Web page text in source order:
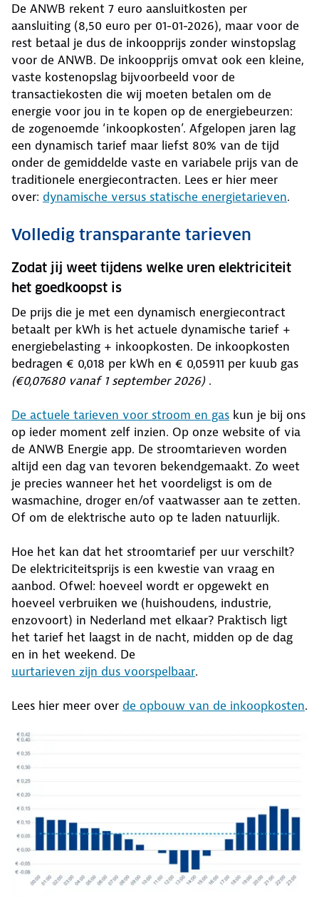
De ANWB rekent 7 euro aansluitkosten per
aansluiting (8,50 euro per 01-01-2026), maar voor de
rest betaal je dus de inkoopprijs zonder winstopslag
voor de ANWB. De inkoopprijs omvat ook een kleine,
vaste kostenopslag bijvoorbeeld voor de
transactiekosten die wij moeten betalen om de
energie voor jou in te kopen op de energiebeurzen:
de zogenoemde ‘inkoopkosten’. Afgelopen jaren lag
een dynamisch tarief maar liefst 80% van de tijd
onder de gemiddelde vaste en variabele prijs van de
traditionele energiecontracten. Lees er hier meer
over: dynamische versus statische energietarieven.
Volledig transparante tarieven
Zodat jij weet tijdens welke uren elektriciteit
het goedkoopst is
De prijs die je met een dynamisch energiecontract
betaalt per kWh is het actuele dynamische tarief +
energiebelasting + inkoopkosten. De inkoopkosten
bedragen € 0,018 per kWh en € 0,05911 per kuub gas
(€0,07680 vanaf 1 september 2026).
De actuele tarieven voor stroom en gas kun je bij ons
op ieder moment zelf inzien. Op onze website of via
de ANWB Energie app. De stroomtarieven worden
altijd een dag van tevoren bekendgemaakt. Zo weet
je precies wanneer het het voordeligst is om de
wasmachine, droger en/of vaatwasser aan te zetten.
Of om de elektrische auto op te laden natuurlijk.
Hoe het kan dat het stroomtarief per uur verschilt?
De elektriciteitsprijs is een kwestie van vraag en
aanbod. Ofwel: hoeveel wordt er opgewekt en
hoeveel verbruiken we (huishoudens, industrie,
enzovoort) in Nederland met elkaar? Praktisch ligt
het tarief het laagst in de nacht, midden op de dag
en in het weekend. De
uurtarieven zijn dus voorspelbaar.
Lees hier meer over de opbouw van de inkoopkosten.